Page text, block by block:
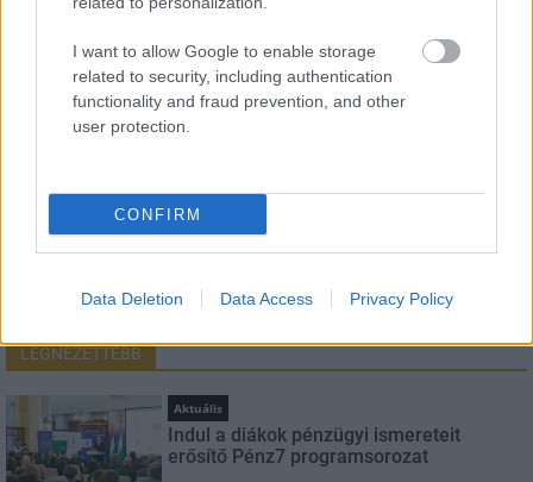
I want to allow Google to enable storage
related to security, including authentication
functionality and fraud prevention, and other
user protection.
CONFIRM
Data Deletion Data Access Privacy Policy
E-mail cím
szabályzatot!
FELIRATKOZÁS
LEGNÉZETTEBB
Aktuális
Indul a diákok pénzügyi ismereteit
erősítő Pénz7 programsorozat